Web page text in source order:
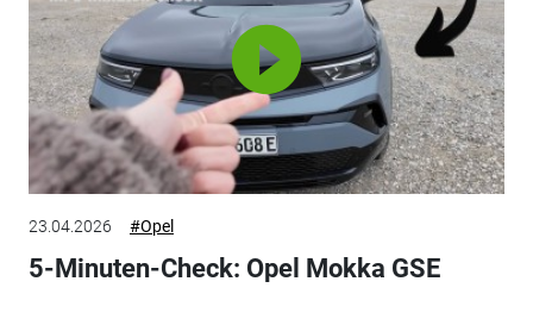
23.04.2026 #Opel
5-Minuten-Check: Opel Mokka GSE